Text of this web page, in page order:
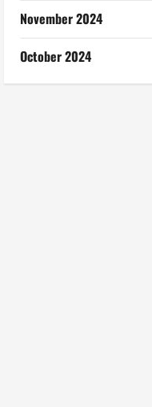
November 2024
October 2024